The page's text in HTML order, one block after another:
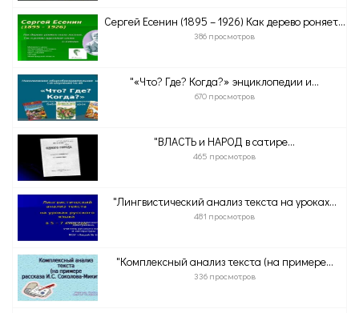
Сергей Есенин (1895 – 1926) Как дерево роняет...
386 просмотров
"«Что? Где? Когда?» энциклопедии и...
670 просмотров
"ВЛАСТЬ и НАРОД в сатире...
465 просмотров
"Лингвистический анализ текста на уроках...
481 просмотров
"Комплексный анализ текста (на примере...
336 просмотров